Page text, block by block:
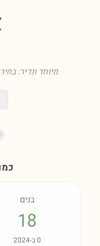
מיוחד ונדיר:
בנים
18
0ב-2024